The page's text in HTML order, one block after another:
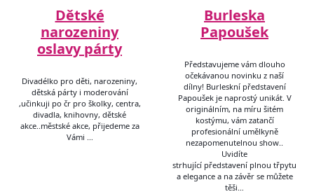
Dětské
narozeniny
oslavy párty
Divadélko pro děti, narozeniny,
dětská párty i moderování
,učinkuji po čr pro školky, centra,
divadla, knihovny, dětské
akce..městské akce, přijedeme za
Vámi …
Burleska
Papoušek
Představujeme vám dlouho
očekávanou novinku z naší
dílny! Burleskní představení
Papoušek je naprostý unikát. V
originálním, na míru šitém
kostýmu, vám zatančí
profesionální umělkyně
nezapomenutelnou show..
Uvidíte
strhující představení plnou třpytu
a elegance a na závěr se můžete
těši…